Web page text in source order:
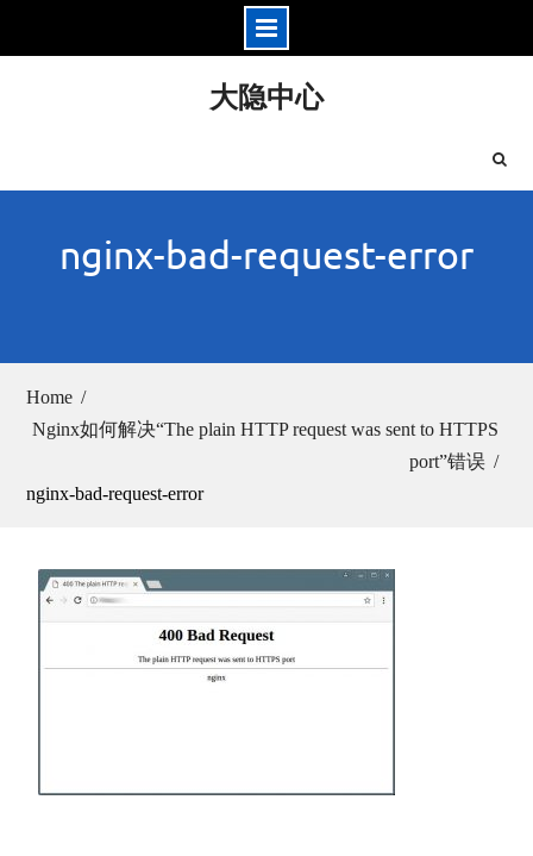
大隐中心
nginx-bad-request-error
Home
Nginx如何解决“The plain HTTP request was sent to HTTPS
port”错误
nginx-bad-request-error